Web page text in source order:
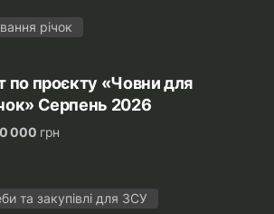
річок
по проєкту «Човни для
Серпень 2026
000 грн
та закупівлі для ЗСУ